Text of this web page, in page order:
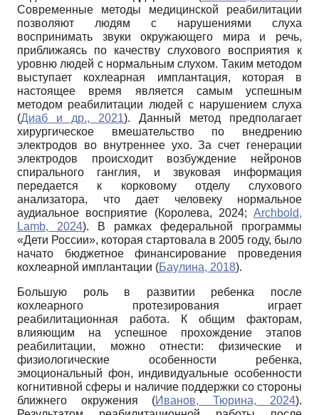
Современные методы медицинской реабилитации
позволяют людям с нарушениями слуха
воспринимать звуки окружающего мира и речь,
приближаясь по качеству слухового восприятия к
уровню людей с нормальным слухом. Таким методом
выступает кохлеарная имплантация, которая в
настоящее время является самым успешным
методом реабилитации людей с нарушением слуха
(Диаб и др., 2021). Данный метод предполагает
хирургическое вмешательство по внедрению
электродов во внутреннее ухо. За счет генерации
электродов происходит возбуждение нейронов
спирального ганглия, и звуковая информация
передается к корковому отделу слухового
анализатора, что дает человеку нормальное
аудиальное восприятие (Королева, 2024; Archbold,
Lamb, 2024). В рамках федеральной программы
«Дети России», которая стартовала в 2005 году, было
начато бюджетное финансирование проведения
кохлеарной имплантации (Баулина, 2018).
Большую роль в развитии ребенка после
кохлеарного протезирования играет
реабилитационная работа. К общим факторам,
влияющим на успешное прохождение этапов
реабилитации, можно отнести: физические и
физиологические особенности ребенка,
эмоциональный фон, индивидуальные особенности
когнитивной сферы и наличие поддержки со стороны
ближнего окружения (Иванов, Тюрина, 2024).